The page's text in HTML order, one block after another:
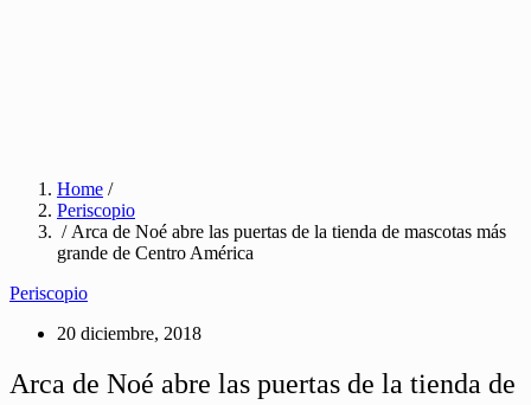
Home /
Periscopio
/ Arca de Noé abre las puertas de la tienda de mascotas más
grande de Centro América
Periscopio
20 diciembre, 2018
Arca de Noé abre las puertas de la tienda de